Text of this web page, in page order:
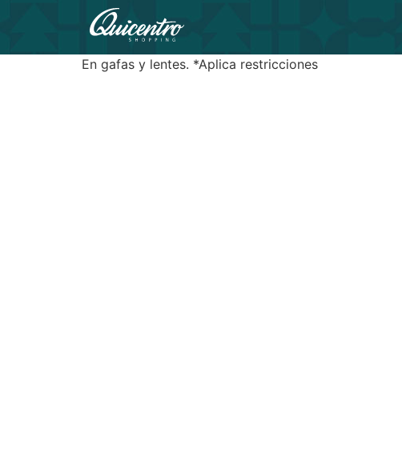
En gafas y lentes. *Aplica restricciones